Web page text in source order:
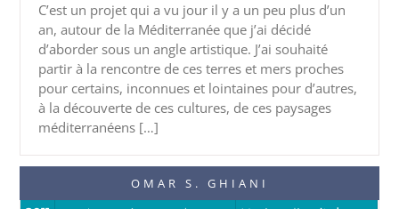
C’est un projet qui a vu jour il y a un peu plus d’un
an, autour de la Méditerranée que j’ai décidé
d’aborder sous un angle artistique. J’ai souhaité
partir à la rencontre de ces terres et mers proches
pour certains, inconnues et lointaines pour d’autres,
à la découverte de ces cultures, de ces paysages
méditerranéens […]
OMAR S. GHIANI